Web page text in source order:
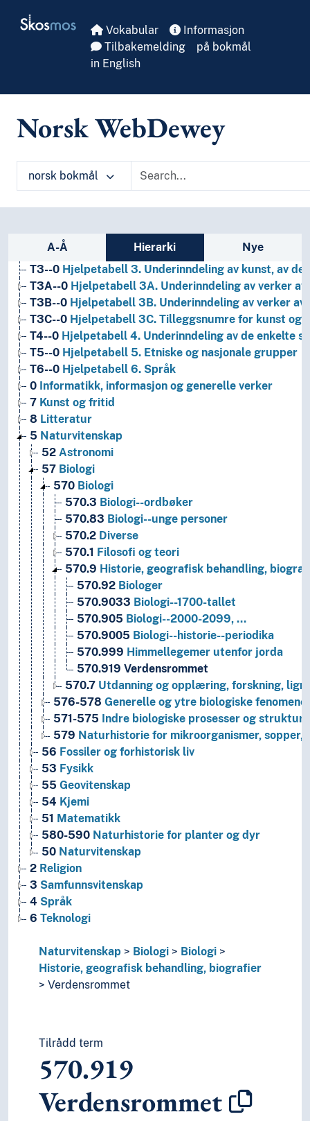
Skosmos Vokabular
Informasjon
Tilbakemelding
på bokmål
in English
Norsk WebDewey
norsk bokmål
Sidefelt: navigér i vokabularet
A-Å Hierarki Nye
Hjelpetabell 1. Generell forminndeling
T2--0Hjelpetabell 2. Geografiske områder,
T3--0 Hjelpetabell 3. Underinndeling av kunst, av
T3A--0 Hjelpetabell 3A. Underinndeling av verker
T3B--0 Hjelpetabell 3B. Underinndeling av verker
T3C--0 Hjelpetabell 3C. Tilleggsnumre for kunst og
T4--0 Hjelpetabell 4. Underinndeling av de enkelte
T5--0 Hjelpetabell 5. Etniske og nasjonale grupper
T6--0 Hjelpetabell 6. Språk
0 Informatikk, informasjon og generelle verker
7 Kunst og fritid
8 Litteratur
5 Naturvitenskap
52 Astronomi
57 Biologi
570 Biologi
570.3 Biologi--ordbøker
570.83 Biologi--unge personer
570.2 Diverse
570.1 Filosofi og teori
570.9 Historie, geografisk behandling,
570.92 Biologer
570.9033 Biologi--1700-tallet
570.905 Biologi--2000-2099, …
570.9005 Biologi--historie--periodika
570.999 Himmellegemer utenfor jorda
570.919 Verdensrommet
570.7 Utdanning og opplæring, forskning,
576-578 Generelle og ytre biologiske
571-575 Indre biologiske prosesser og
579 Naturhistorie for mikroorganismer, sopper,
56 Fossiler og forhistorisk liv
53 Fysikk
55 Geovitenskap
54 Kjemi
51 Matematikk
580-590 Naturhistorie for planter og dyr
50 Naturvitenskap
2 Religion
3 Samfunnsvitenskap
4 Språk
6 Teknologi
Naturvitenskap Biologi
Biologi
Historie, geografisk behandling, biografier
Verdensrommet
Tilrådd term
570.919
Verdensrommet